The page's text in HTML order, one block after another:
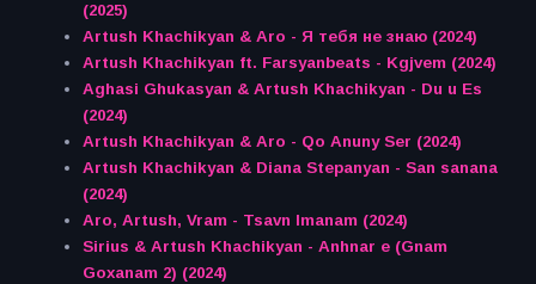
(2025)
Artush Khachikyan & Aro - Я тебя не знаю (2024)
Artush Khachikyan ft. Farsyanbeats - Kgjvem (2024)
Aghasi Ghukasyan & Artush Khachikyan - Du u Es
(2024)
Artush Khachikyan & Aro - Qo Anuny Ser (2024)
Artush Khachikyan & Diana Stepanyan - San sanana
(2024)
Aro, Artush, Vram - Tsavn Imanam (2024)
Sirius & Artush Khachikyan - Anhnar e (Gnam
Goxanam 2) (2024)